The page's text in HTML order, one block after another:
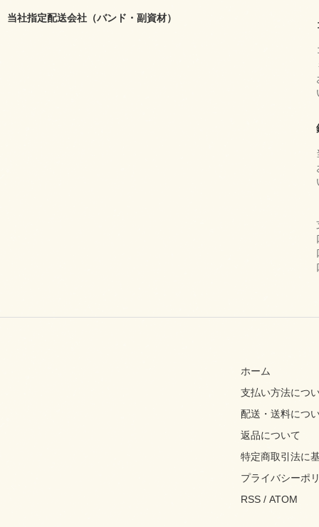
当社指定配送会社（バンド・副資材）
ホーム
支払い方法につ
配送・送料につ
返品について
特定商取引法に
プライバシーポ
RSS / ATOM